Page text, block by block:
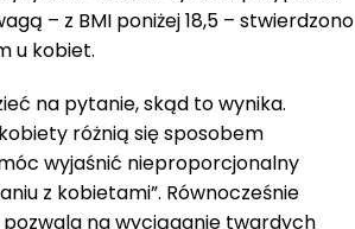
– z BMI poniżej 18,5 – stwierdzono
u kobiet.
na pytanie, skąd to wynika.
różnią się sposobem
wyjaśnić nieproporcjonalny
z kobietami”. Równocześnie
pozwala na wyciąganie twardych